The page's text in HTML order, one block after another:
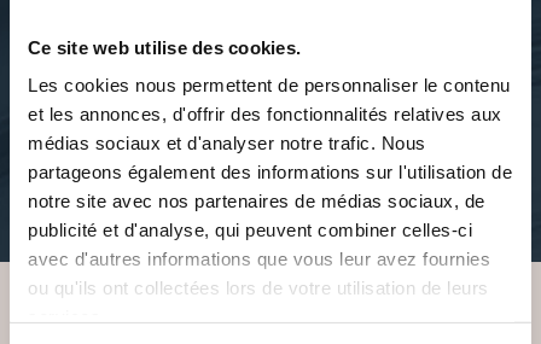
Ce site web utilise des cookies.
Les cookies nous permettent de personnaliser le contenu
et les annonces, d'offrir des fonctionnalités relatives aux
médias sociaux et d'analyser notre trafic. Nous
partageons également des informations sur l'utilisation de
notre site avec nos partenaires de médias sociaux, de
publicité et d'analyse, qui peuvent combiner celles-ci
avec d'autres informations que vous leur avez fournies
ou qu'ils ont collectées lors de votre utilisation de leurs
Jérémie Sallustio
poesies
8€50
TROIS TROUS
15€50